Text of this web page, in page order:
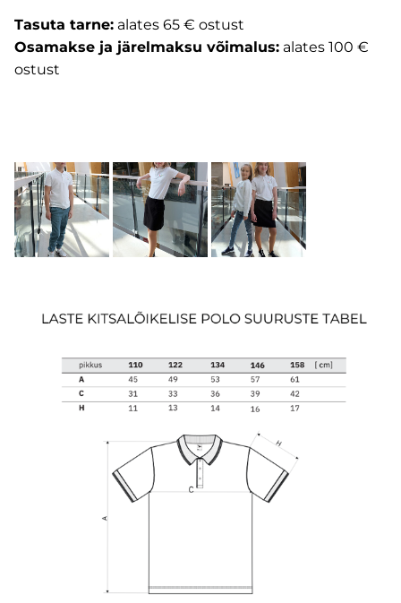
Tasuta tarne: alates 65 € ostust
Osamakse ja järelmaksu võimalus: alates 100 €
ostust